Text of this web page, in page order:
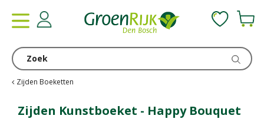
Zijden Boeketten
Zijden Kunstboeket - Happy Bouquet